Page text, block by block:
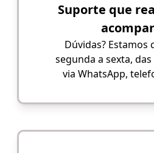
Suporte que
Dúvidas? Estamos
segunda a sexta, das
via WhatsApp,